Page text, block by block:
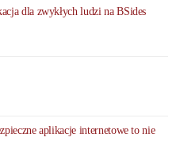
dla zwykłych ludzi na BSides
aplikacje internetowe to nie